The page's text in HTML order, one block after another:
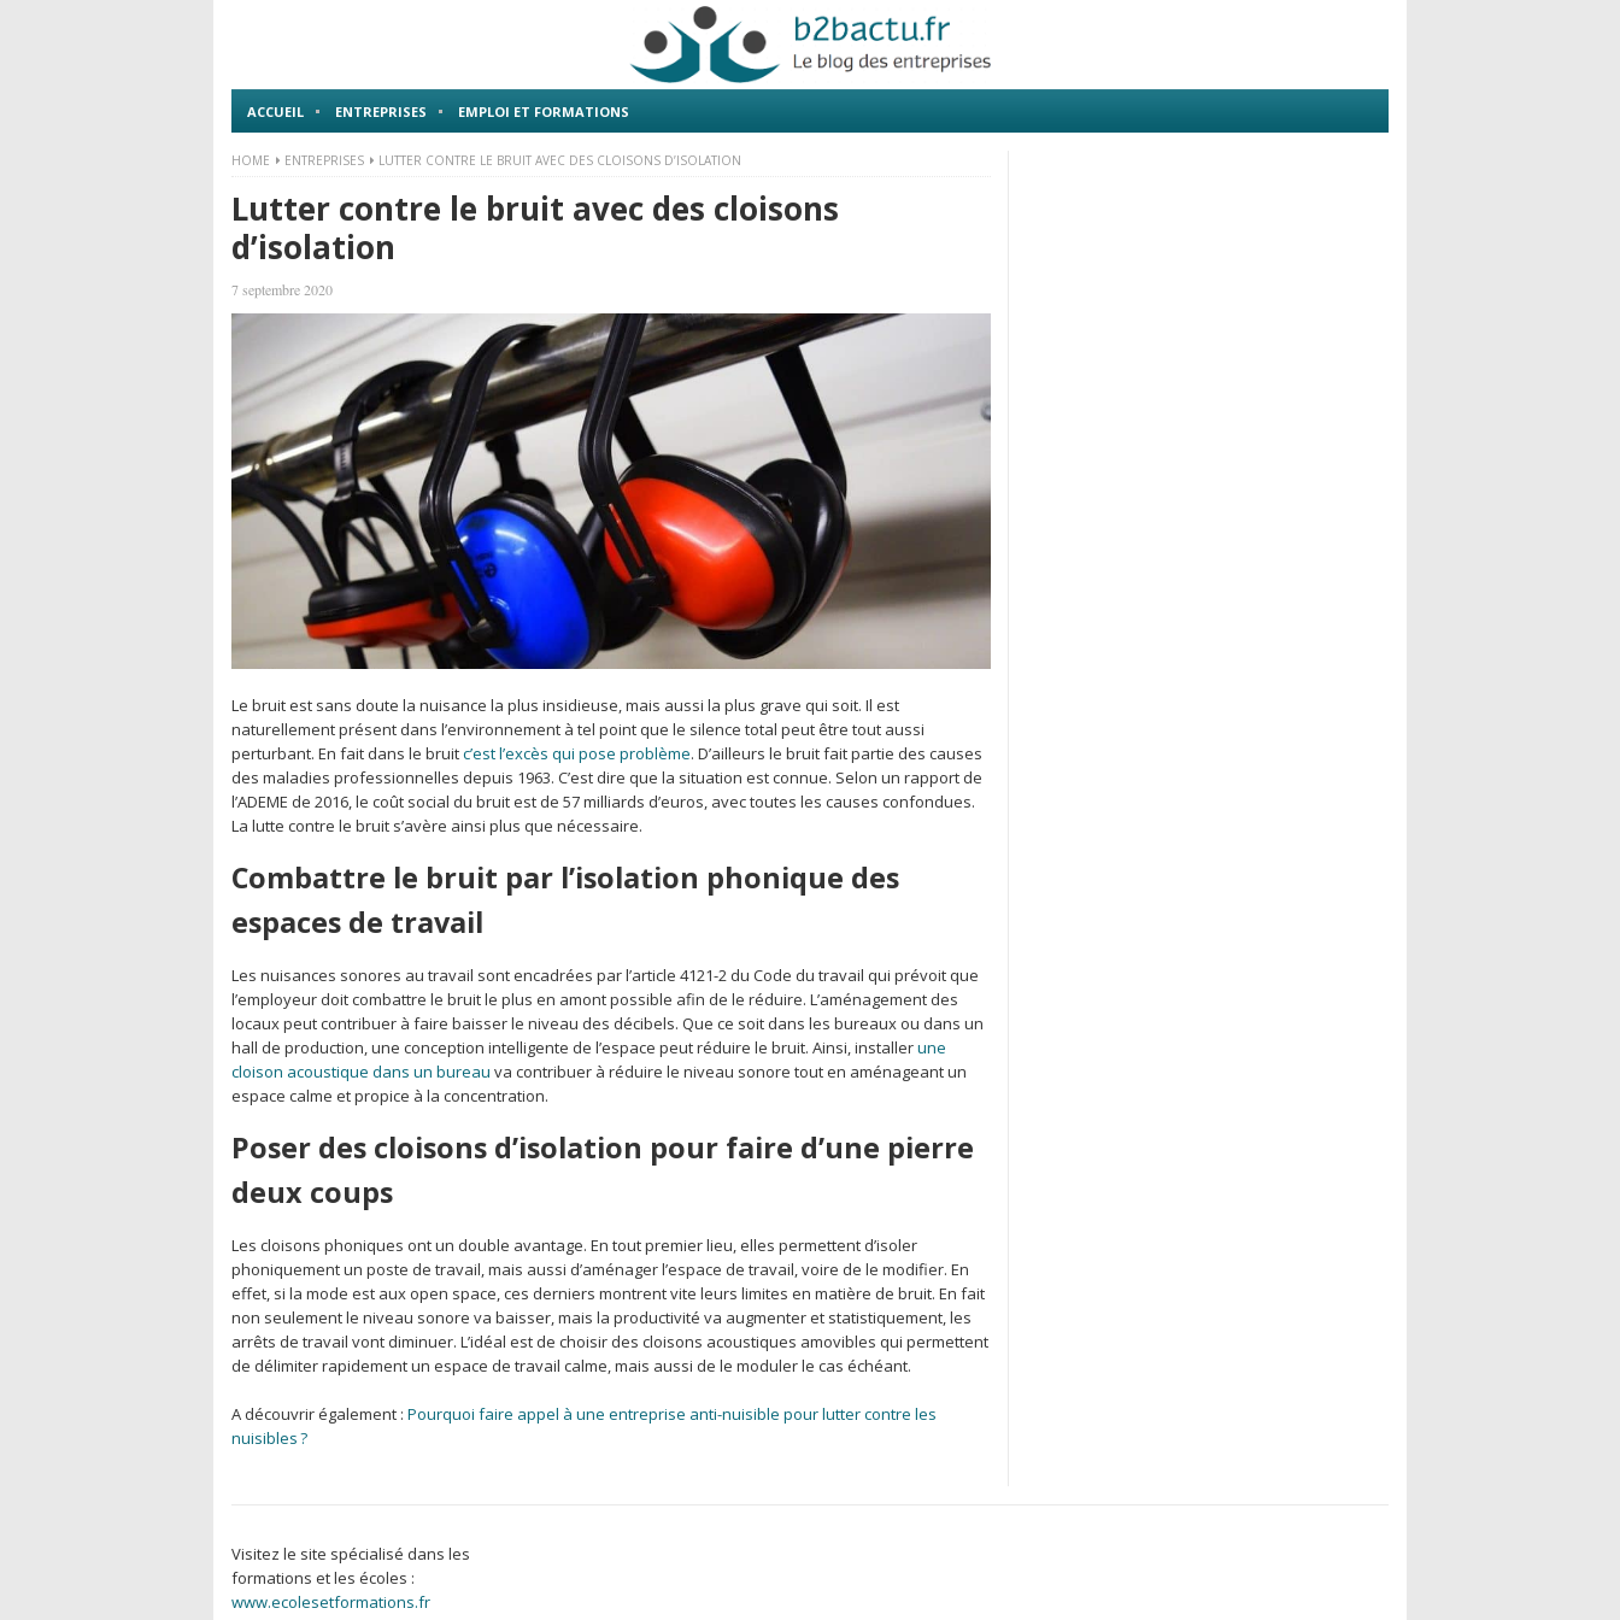
ACCUEIL ENTREPRISES EMPLOI ET FORMATIONS
HOME ENTREPRISES LUTTER CONTRE LE BRUIT AVEC DES CLOISONS D’ISOLATION
Lutter contre le bruit avec des cloisons
d’isolation
7 septembre 2020
Le bruit est sans doute la nuisance la plus insidieuse, mais aussi la plus grave qui soit. Il est
naturellement présent dans l’environnement à tel point que le silence total peut être tout aussi
perturbant. En fait dans le bruitc’est l’excès qui pose problème. D’ailleurs le bruit fait partie des causes
des maladies professionnelles depuis 1963. C’est dire que la situation est connue. Selon un rapport de
l’ADEME de 2016, le coût social du bruit est de 57 milliards d’euros, avec toutes les causes confondues.
La lutte contre le bruit s’avère ainsi plus que nécessaire.
Combattre le bruit par l’isolation phonique des
espaces de travail
Les nuisances sonores au travail sont encadrées par l’article 4121-2 du Code du travail qui prévoit que
l’employeur doit combattre le bruit le plus en amont possible afin de le réduire. L’aménagement des
locaux peut contribuer à faire baisser le niveau des décibels. Que ce soit dans les bureaux ou dans un
hall de production, une conception intelligente de l’espace peut réduire le bruit. Ainsi, installerune
cloison acoustique dans un bureau va contribuer à réduire le niveau sonore tout en aménageant un
espace calme et propice à la concentration.
Poser des cloisons d’isolation pour faire d’une pierre
deux coups
Les cloisons phoniques ont un double avantage. En tout premier lieu, elles permettent d’isoler
phoniquement un poste de travail, mais aussi d’aménager l’espace de travail, voire de le modifier. En
effet, si la mode est aux open space, ces derniers montrent vite leurs limites en matière de bruit. En fait
non seulement le niveau sonore va baisser, mais la productivité va augmenter et statistiquement, les
arrêts de travail vont diminuer. L’idéal est de choisir des cloisons acoustiques amovibles qui permettent
de délimiter rapidement un espace de travail calme, mais aussi de le moduler le cas échéant.
A découvrir également : Pourquoi faire appel à une entreprise anti-nuisible pour lutter contre les
nuisibles ?
Visitez le site spécialisé dans les
formations et les écoles :
www.ecolesetformations.fr